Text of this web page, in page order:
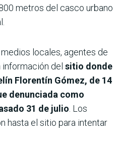
metros del casco urbano
locales, agentes de
del sitio donde
Florentín Gómez, de 14
denunciada como
31 de julio . Los
hasta el sitio para intentar